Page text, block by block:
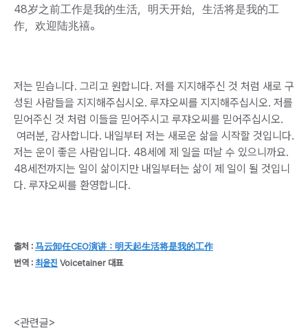
48岁之前工作是我的生活，明天开始，生活将是我的工
作，欢迎陆兆禧。
저는 믿습니다. 그리고 원합니다. 저를 지지해주신 것 처럼 새로 구
성된 사람들을 지지해주십시오. 루쟈오씨를 지지해주십시오. 저를
믿어주신 것 처럼 이들을 믿어주시고 루쟈오씨를 믿어주십시오.
여러분, 감사합니다. 내일부터 저는 새로운 삶을 시작할 것입니다.
저는 운이 좋은 사람입니다. 48세에 제 일을 떠날 수 있으니까요.
48세전까지는 일이 삶이지만 내일부터는 삶이 제 일이 될 것입니
다. 루쟈오씨를 환영합니다.
출처 : 马云卸任CEO演讲：明天起生活将是我的工作
번역 : 최윤진 Voicetainer 대표
<관련글>